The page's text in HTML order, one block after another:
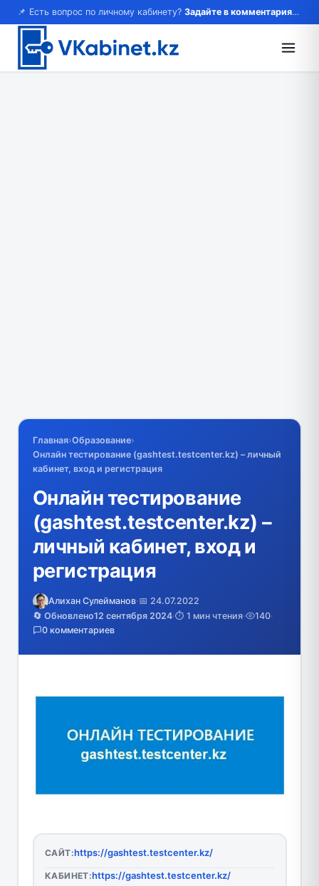
📌 Есть вопрос по личному кабинету? Задайте в комментариях — ответим!
Главная›Образование›
Онлайн тестирование (gashtest.testcenter.kz) – личный
кабинет, вход и регистрация
Онлайн тестирование
(gashtest.testcenter.kz) –
личный кабинет, вход и
регистрация
Алихан Сулейманов·📅 24.07.2022
🔄 Обновлено12 сентября 2024·⏱️ 1 мин чтения· 140·
0 комментариев
САЙТ:https://gashtest.testcenter.kz/
КАБИНЕТ:https://gashtest.testcenter.kz/